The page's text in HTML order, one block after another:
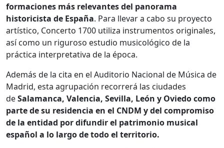
formaciones más relevantes del panorama
historicista de España. Para llevar a cabo su proyecto
artístico, Concerto 1700 utiliza instrumentos originales,
así como un riguroso estudio musicológico de la
práctica interpretativa de la época.
Además de la cita en el Auditorio Nacional de Música de
Madrid, esta agrupación recorrerá las ciudades
deSalamanca, Valencia, Sevilla, León y Oviedo como
parte de su residencia en el CNDM y del compromiso
de la entidad por difundir el patrimonio musical
español a lo largo de todo el territorio.